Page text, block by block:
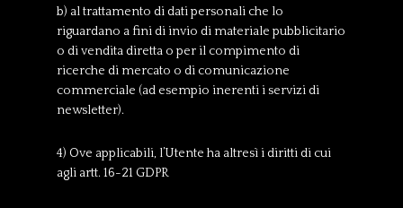
b) al trattamento di dati personali che lo
riguardano a fini di invio di materiale pubblicitario
o di vendita diretta o per il compimento di
ricerche di mercato o di comunicazione
commerciale (ad esempio inerenti i servizi di
newsletter).
4) Ove applicabili, l’Utente ha altresì i diritti di cui
agli artt. 16-21 GDPR